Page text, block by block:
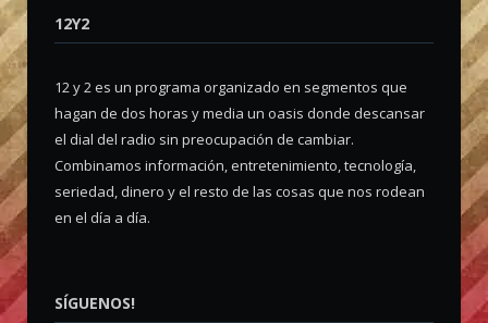
12Y2
12 y 2 es un programa organizado en segmentos que
hagan de dos horas y media un oasis donde descansar
el dial del radio sin preocupación de cambiar.
Combinamos información, entretenimiento, tecnología,
seriedad, dinero y el resto de las cosas que nos rodean
en el día a día.
SÍGUENOS!